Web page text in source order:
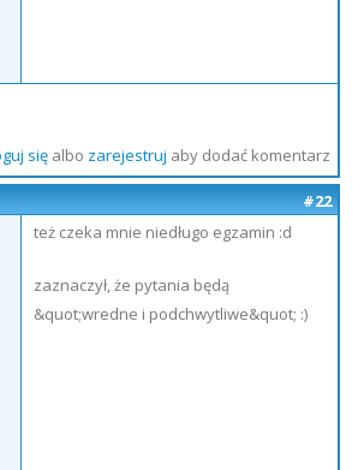
sięalbo zarejestruj aby dodać komentarz
#22
też czeka mnie niedługo egzamin :d
zaznaczył, że pytania będą
&quot;wredne i podchwytliwe&quot; :)